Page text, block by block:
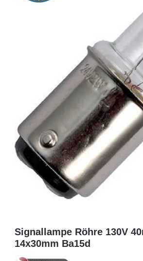
Signallampe Röhre 130V
14x30mm Ba15d